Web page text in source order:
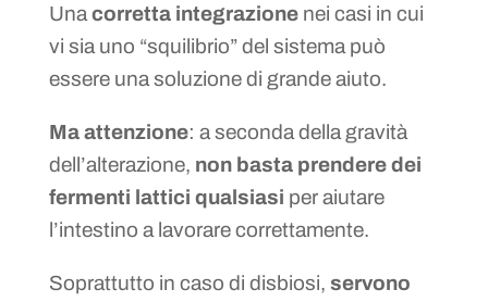
Unacorretta integrazionenei casi in cui
vi sia uno “squilibrio” del sistema può
essere una soluzione di grande aiuto.
Ma attenzione: a seconda della gravità
dell’alterazione, non basta prendere dei
fermenti lattici qualsiasi per aiutare
l’intestino a lavorare correttamente.
Soprattutto in caso di disbiosi, servono